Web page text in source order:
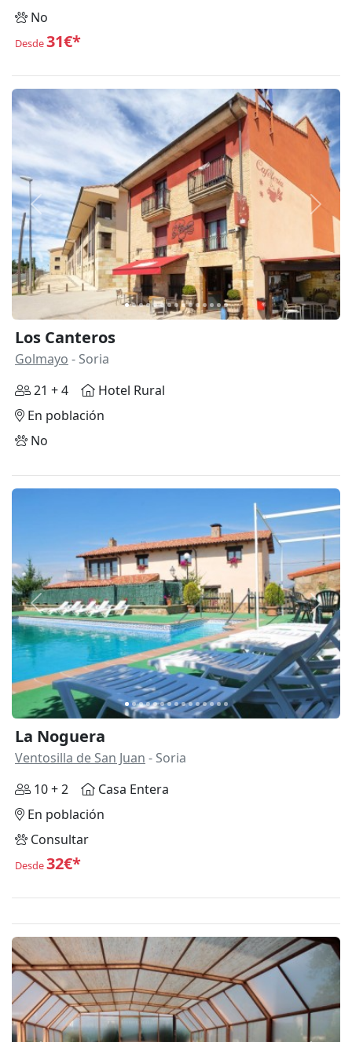
No
Desde31€*
Anterior
Los Canteros
Golmayo - Soria
21 + 4
Hotel Rural
En población
No
Anterior
La Noguera
Ventosilla de San Juan - Soria
10 + 2
Casa Entera
En población
Consultar
Desde32€*